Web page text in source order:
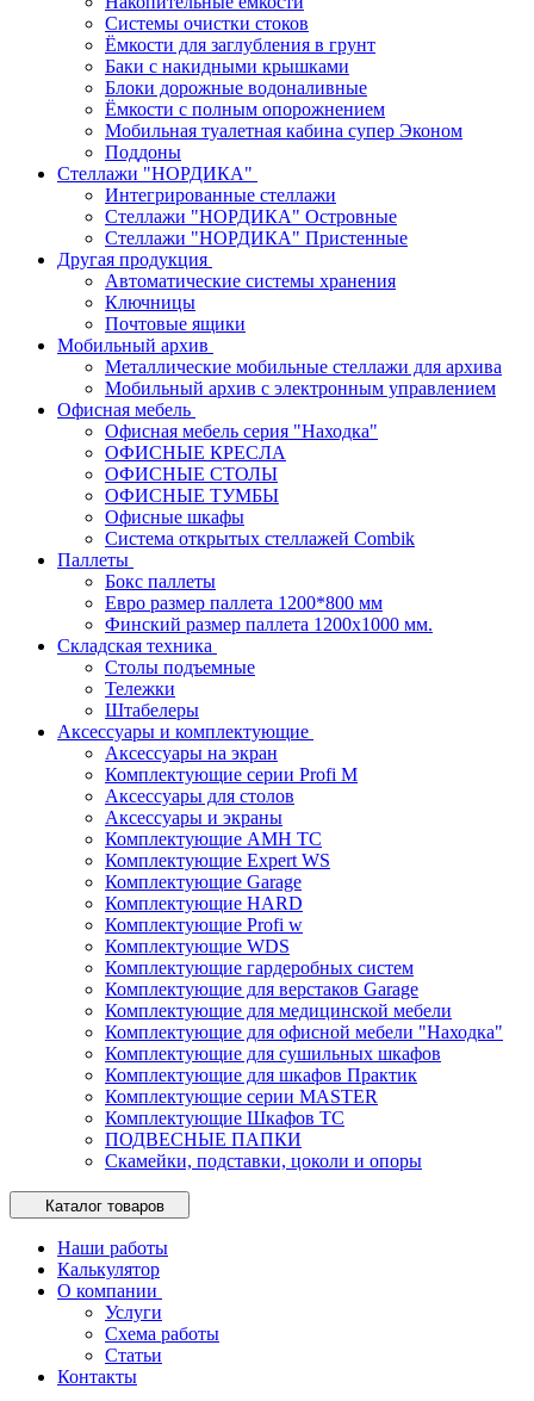
Системы очистки стоков
Ёмкости для заглубления в грунт
Баки с накидными крышками
Блоки дорожные водоналивные
Ёмкости с полным опорожнением
Мобильная туалетная кабина супер Эконом
Поддоны
Стеллажи "НОРДИКА"
Интегрированные стеллажи
Стеллажи "НОРДИКА" Островные
Стеллажи "НОРДИКА" Пристенные
Другая продукция
Автоматические системы хранения
Ключницы
Почтовые ящики
Мобильный архив
Металлические мобильные стеллажи для архива
Мобильный архив с электронным управлением
Офисная мебель
Офисная мебель серия "Находка"
ОФИСНЫЕ КРЕСЛА
ОФИСНЫЕ СТОЛЫ
ОФИСНЫЕ ТУМБЫ
Офисные шкафы
Система открытых стеллажей Combik
Паллеты
Бокс паллеты
Евро размер паллета 1200*800 мм
Финский размер паллета 1200х1000 мм.
Складская техника
Столы подъемные
Тележки
Штабелеры
Аксессуары и комплектующие
Аксессуары на экран
Комплектующие серии Profi M
Аксессуары для столов
Аксессуары и экраны
Комплектующие AMH TC
Комплектующие Expert WS
Комплектующие Garage
Комплектующие HARD
Комплектующие Profi w
Комплектующие WDS
Комплектующие гардеробных систем
Комплектующие для верстаков Garage
Комплектующие для медицинской мебели
Комплектующие для офисной мебели "Находка"
Комплектующие для сушильных шкафов
Комплектующие для шкафов Практик
Комплектующие серии MASTER
Комплектующие Шкафов ТС
ПОДВЕСНЫЕ ПАПКИ
Скамейки, подставки, цоколи и опоры
Каталог товаров
Наши работы
Калькулятор
О компании
Услуги
Схема работы
Статьи
Контакты